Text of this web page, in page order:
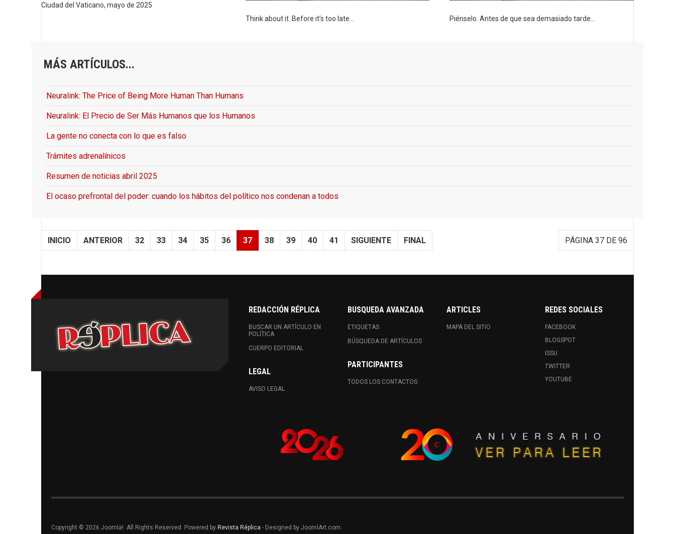
Ciudad del Vaticano, mayo de 2025
Think about it. Before it’s too late... Piénselo. Antes de que sea demasiado tarde...
MÁS ARTÍCULOS...
Neuralink: The Price of Being More Human Than Humans
Neuralink: El Precio de Ser Más Humanos que los Humanos
La gente no conecta con lo que es falso
Trámites adrenalínicos
Resumen de noticias abril 2025
El ocaso prefrontal del poder: cuando los hábitos del político nos condenan a todos
PÁGINA 37 DE 96
INICIO ANTERIOR 32 33 34 35 36 37 38 39 40 41 SIGUIENTE FINAL
REDACCIÓN RÉPLICA
BUSCAR UN ARTÍCULO EN
POLÍTICA
CUERPO EDITORIAL
LEGAL
AVISO LEGAL
BUSQUEDA AVANZADA
ETIQUETAS
BÚSQUEDA DE ARTÍCULOS
PARTICIPANTES
TODOS LOS CONTACTOS
ARTICLES
MAPA DEL SITIO
REDES SOCIALES
FACEBOOK
BLOGSPOT
ISSU
TWITTER
YOUTUBE
Copyright © 2026 Joomla!. All Rights Reserved. Powered by Revista Réplica - Designed by JoomlArt.com.